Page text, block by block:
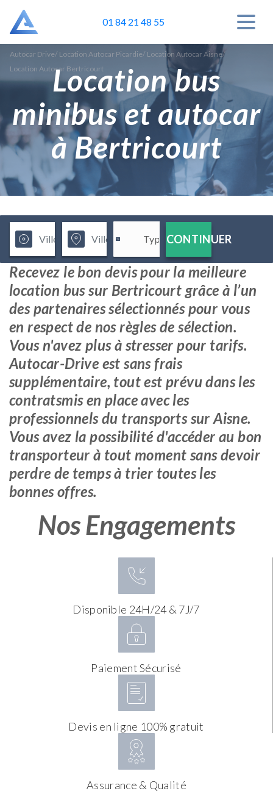
01 84 21 48 55
Autocar Drive/ Location Autocar Picardie/ Location Autocar Aisne/
Location Autocar Bertricourt
Location bus
minibus et autocar
à Bertricourt
CONTINUER
Recevez le bon devis pour la meilleure
location bus sur Bertricourt grâce à l’un
des partenaires sélectionnés pour vous
en respect de nos règles de sélection.
Vous n'avez plus à stresser pour tarifs.
Autocar-Drive est sans frais
supplémentaire, tout est prévu dans les
contratsmis en place avec les
professionnels du transports sur Aisne.
Vous avez la possibilité d'accéder au bon
transporteur à tout moment sans devoir
perdre de temps à trier toutes les
bonnes offres.
Nos Engagements
Disponible 24H/24 & 7J/7
Paiement Sécurisé
Devis en ligne 100% gratuit
Assurance & Qualité